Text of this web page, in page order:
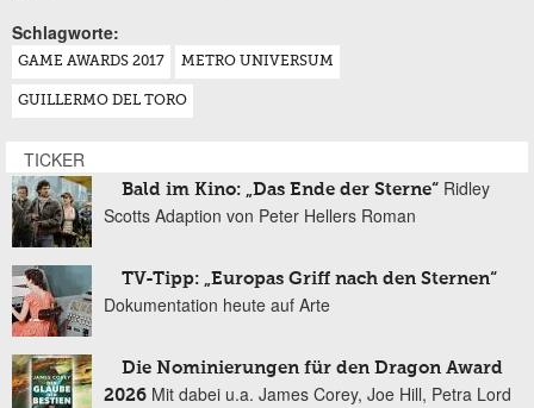
Schlagworte:
GAME AWARDS 2017 METRO UNIVERSUM
GUILLERMO DEL TORO
TICKER
Bald im Kino: „Das Ende der Sterne“ Ridley
Scotts Adaption von Peter Hellers Roman
TV-Tipp: „Europas Griff nach den Sternen“
Dokumentation heute auf Arte
Die Nominierungen für den Dragon Award
2026 Mit dabei u.a. James Corey, Joe Hill, Petra Lord